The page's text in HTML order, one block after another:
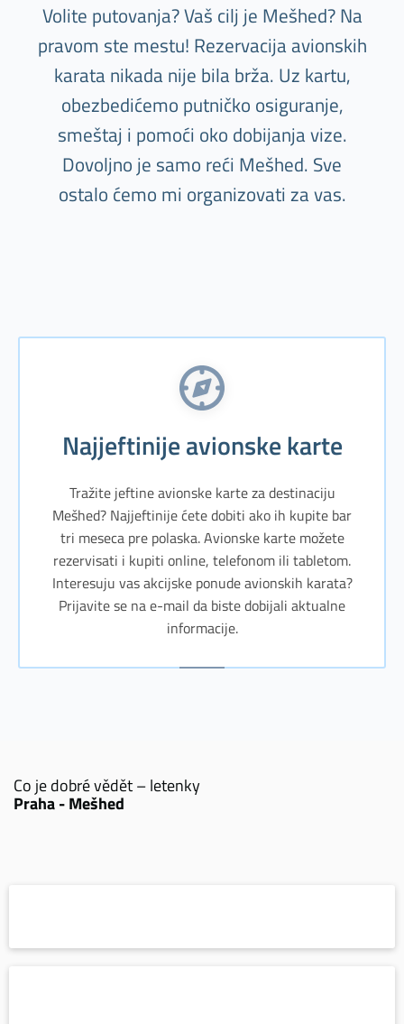
Volite putovanja? Vaš cilj je Mešhed? Na
pravom ste mestu! Rezervacija avionskih
karata nikada nije bila brža. Uz kartu,
obezbedićemo putničko osiguranje,
smeštaj i pomoći oko dobijanja vize.
Dovoljno je samo reći Mešhed. Sve
ostalo ćemo mi organizovati za vas.
Najjeftinije avionske karte
Tražite jeftine avionske karte za destinaciju
Mešhed? Najjeftinije ćete dobiti ako ih kupite bar
tri meseca pre polaska. Avionske karte možete
rezervisati i kupiti online, telefonom ili tabletom.
Interesuju vas akcijske ponude avionskih karata?
Prijavite se na e-mail da biste dobijali aktualne
informacije.
Co je dobré vědět – letenky
Praha - Mešhed